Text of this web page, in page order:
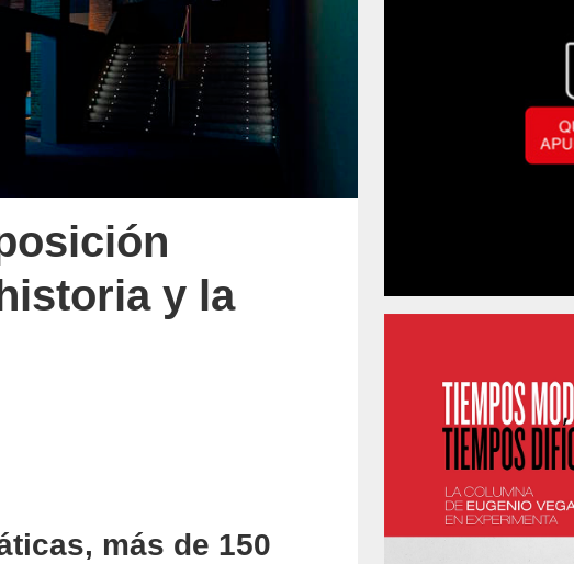
y la
más de 150